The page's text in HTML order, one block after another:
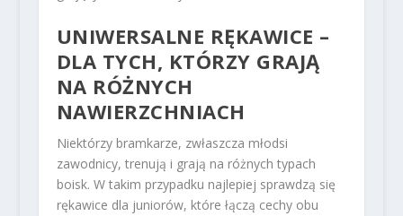
UNIWERSALNE RĘKAWICE –
DLA TYCH, KTÓRZY GRAJĄ
NA RÓŻNYCH
NAWIERZCHNIACH
Niektórzy bramkarze, zwłaszcza młodsi
zawodnicy, trenują i grają na różnych typach
boisk. W takim przypadku najlepiej sprawdzą się
rękawice dla juniorów, które łączą cechy obu